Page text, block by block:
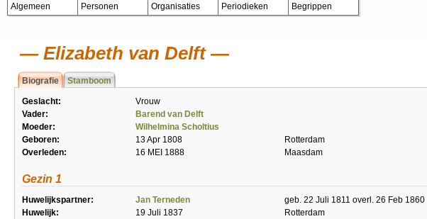
Algemeen Personen Organisaties Periodieken Begrippen
Elizabeth van Delft
Biografie Stamboom
Geslacht:
Vrouw
Vader:
Barend van Delft
Moeder:
Wilhelmina Scholtius
Geboren:
13 Apr 1808
Rotterdam
Overleden:
16 MEI 1888 Maasdam
Gezin 1
Huwelijkspartner: Jan Terneden
geb. 22 Juli 1811 overl. 26 Feb 1860
Huwelijk:
19 Juli 1837
Rotterdam